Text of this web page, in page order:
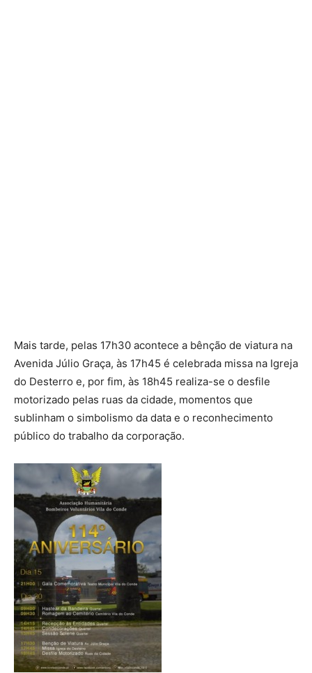
Mais tarde, pelas 17h30 acontece a bênção de viatura na
Avenida Júlio Graça, às 17h45 é celebrada missa na Igreja
do Desterro e, por fim, às 18h45 realiza-se o desfile
motorizado pelas ruas da cidade, momentos que
sublinham o simbolismo da data e o reconhecimento
público do trabalho da corporação.